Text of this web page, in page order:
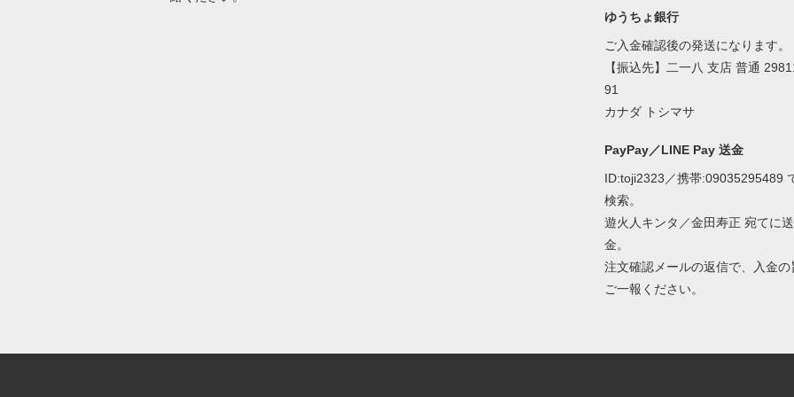
ゆうちょ銀行
ご入金確認後の発送になります。
【振込先】二一八 支店 普通
91
カナダ トシマサ
PayPay／LINE Pay 送金
ID:toji2323／携帯:09035295489
検索。
遊火人キンタ／金田寿正 宛てに送
金。
注文確認メールの返信で、入金の
ご一報ください。